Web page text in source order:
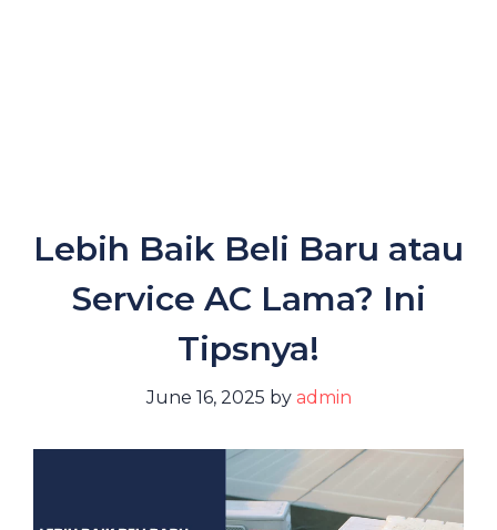
Lebih Baik Beli Baru atau
Service AC Lama? Ini
Tipsnya!
June 16, 2025 by admin